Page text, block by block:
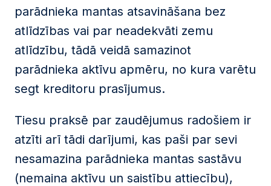
parādnieka mantas atsavināšana bez
atlīdzības vai par neadekvāti zemu
atlīdzību, tādā veidā samazinot
parādnieka aktīvu apmēru, no kura varētu
segt kreditoru prasījumus.
Tiesu praksē par zaudējumus radošiem ir
atzīti arī tādi darījumi, kas paši par sevi
nesamazina parādnieka mantas sastāvu
(nemaina aktīvu un saistību attiecību),